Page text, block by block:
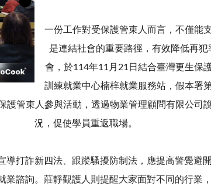
一份工作對受保護管束人而言，不僅能
是連結社會的重要路徑，有效降低再
會，於114年11月21日結合臺灣更生保
訓練就業中心楠梓就業服務站，假本署
護管束人參與活動，透過物業管理顧問有限公司
況，促使學員重返職場。
導打詐新四法、跟蹤騷擾防制法，應提高警覺避
業諮詢。莊靜觀護人則提醒大家面對不同的行業